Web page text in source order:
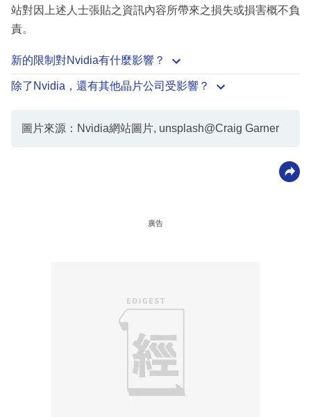
站對因上述人士張貼之資訊內容所帶來之損失或損害概不負
責。
新的限制對Nvidia有什麼影響？
除了Nvidia，還有其他晶片公司受影響？
圖片來源：Nvidia網站圖片, unsplash@Craig Garner
廣告